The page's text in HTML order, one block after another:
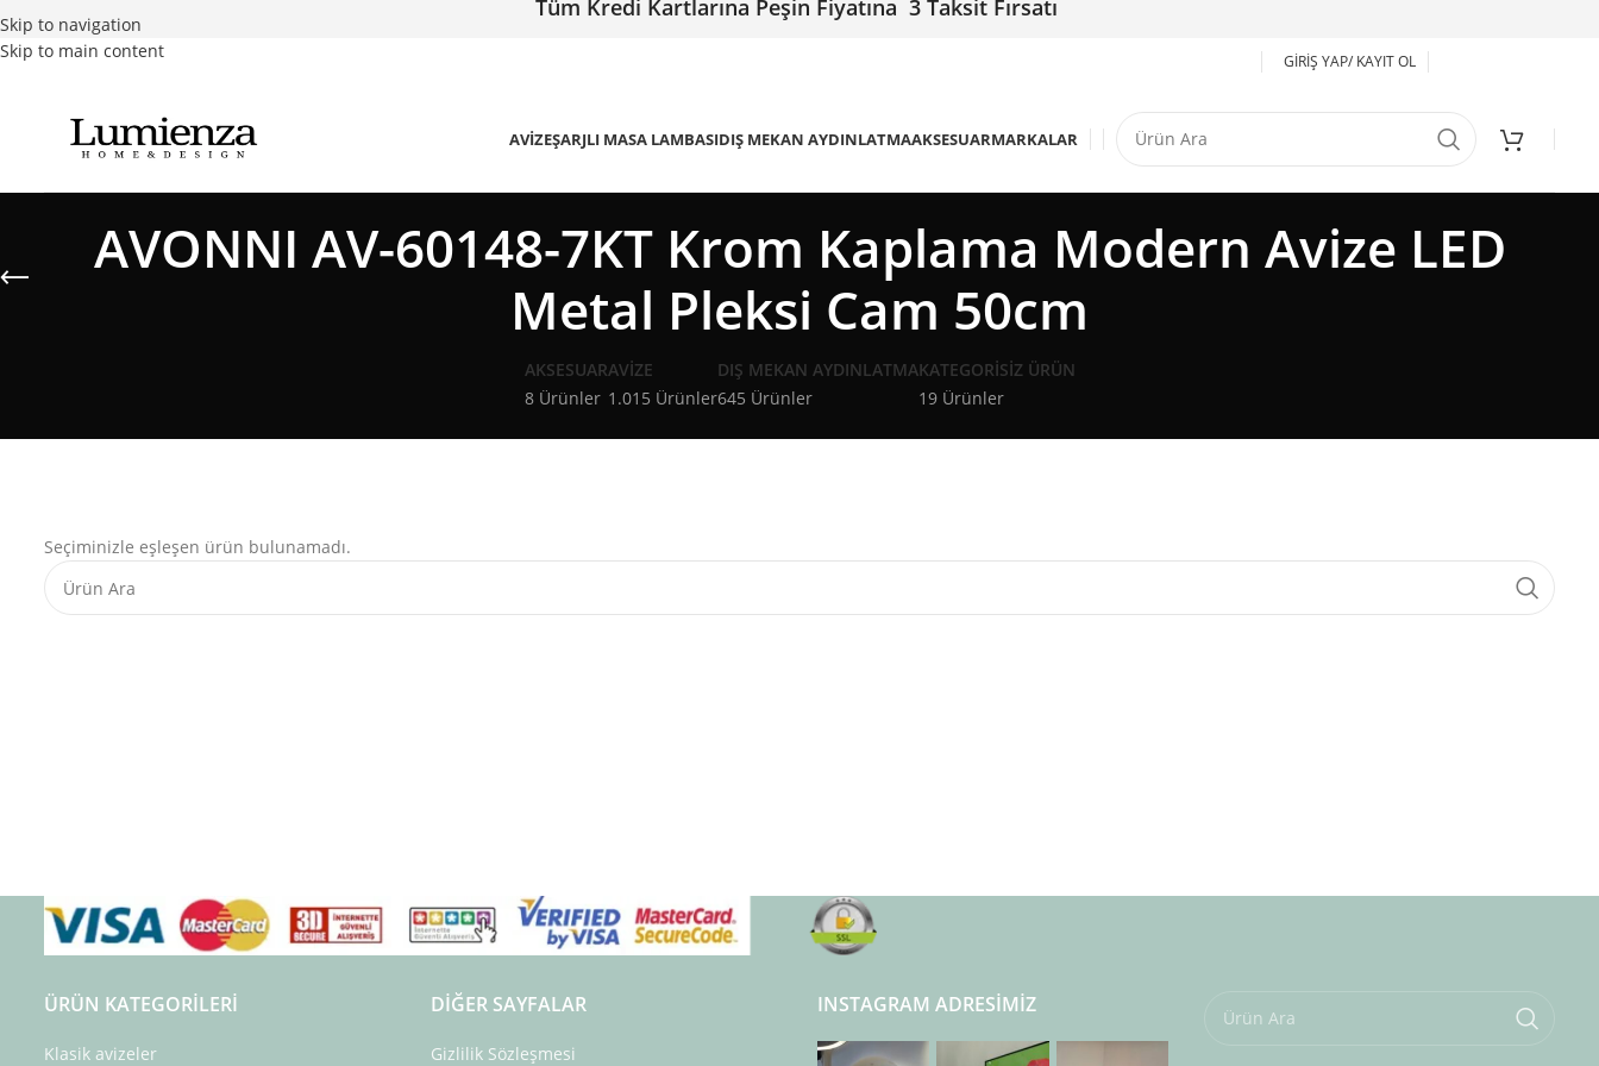
Skip to navigation
Skip to main content
Tüm Kredi Kartlarına Peşin Fiyatına 3 Taksit Fırsatı
GIRIŞ YAP/ KAYIT OL
AVIZEŞARJLI MASA LAMBASIDIŞ MEKAN AYDINLATMAAKSESUARMARKALAR
AVONNI AV-60148-7KT Krom Kaplama Modern Avize LED
Metal Pleksi Cam 50cm
AKSESUAR
8 Ürünler
AVIZE
1.015 Ürünler
DIŞ MEKAN AYDINLATMA
645 Ürünler
KATEGORISIZ ÜRÜN
19 Ürünler
Seçiminizle eşleşen ürün bulunamadı.
ÜRÜN KATEGORILERI
Klasik avizeler
DIĞER SAYFALAR
Gizlilik Sözleşmesi
INSTAGRAM ADRESIMIZ